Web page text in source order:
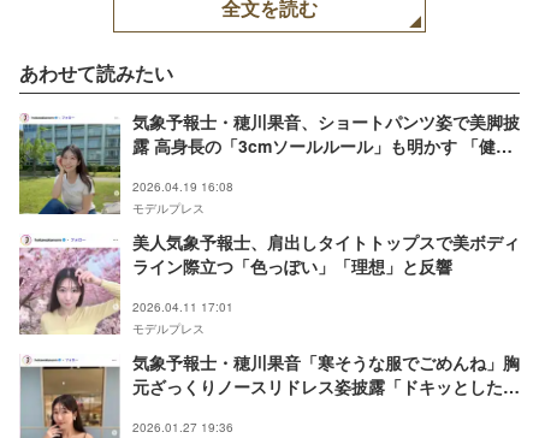
全文を読む
あわせて読みたい
気象予報士・穂川果音、ショートパンツ姿で美脚披
露 高身長の「3cmソールルール」も明かす 「健康
2026.04.19 16:08
モデルプレス
美人気象予報士、肩出しタイトトップスで美ボディ
ライン際立つ「色っぽい」「理想」と反響
2026.04.11 17:01
モデルプレス
気象予報士・穂川果音「寒そうな服でごめんね」胸
元ざっくりノースリドレス姿披露「ドキッとした」
2026.01.27 19:36